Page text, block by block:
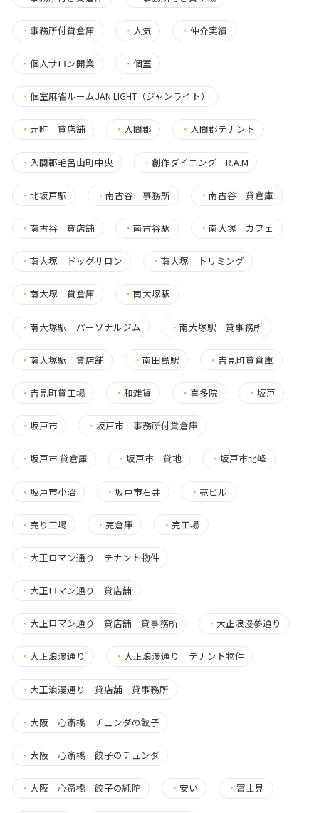
・ 事務所付貸倉庫 ・ 人気 ・仲介実績
・ 個人サロン開業 ・個室
・ 個室麻雀ルームJAN LIGHT（ジャンライト）
・ 元町 貸店舗 ・ 入間郡 ・ 入間郡テナント
・ 入間郡毛呂山町中央 ・創作ダイニング R.A.M
・ 北坂戸駅 ・南古谷 事務所 ・南古谷 貸倉庫
・ 南古谷 貸店舗 ・南古谷駅 ・南大塚 カフェ
・ 南大塚 ドッグサロン ・南大塚 トリミング
・ 南大塚 貸倉庫 ・南大塚駅
・ 南大塚駅 パーソナルジム ・南大塚駅 貸事務所
・ 南大塚駅 貸店舗 ・南田島駅 ・ 吉見町貸倉庫
・ 吉見町貸工場 ・和雑貨 ・喜多院 ・ 坂戸
・ 坂戸市 ・坂戸市 事務所付貸倉庫
・ 坂戸市 貸倉庫 ・坂戸市 貸地 ・坂戸市北峰
・ 坂戸市小沼 ・坂戸市石井 ・ 売ビル
・ 売り工場 ・ 売倉庫 ・ 売工場
・ 大正ロマン通り テナント物件
・ 大正ロマン通り 貸店舗
・ 大正ロマン通り 貸店舗 貸事務所 ・ 大正浪漫夢通り
・ 大正浪漫通り ・ 大正浪漫通り テナント物件
・ 大正浪漫通り 貸店舗 貸事務所
・ 大阪 心斎橋 チュンダの餃子
・ 大阪 心斎橋 餃子のチュンダ
・ 大阪 心斎橋 餃子の純陀 ・安い ・ 富士見